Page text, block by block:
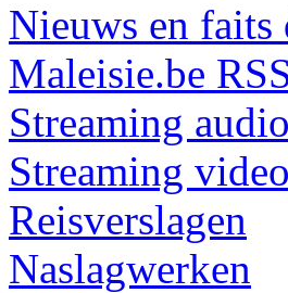
Nieuws en faits
Maleisie.be
Streaming audio
Streaming video
Reisverslagen
Naslagwerken